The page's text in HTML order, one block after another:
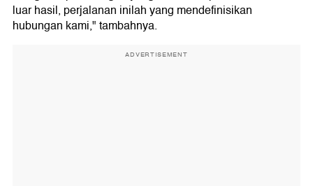
luar hasil, perjalanan inilah yang mendefinisikan
hubungan kami," tambahnya.
ADVERTISEMENT